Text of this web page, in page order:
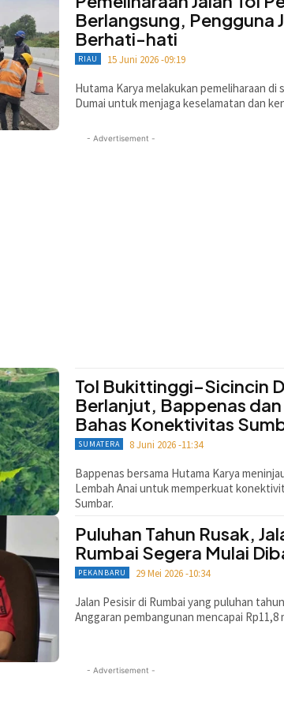
Berlangsung, Pengguna
Berhati-hati
RIAU 15 Juni 2026 -09:19
Hutama Karya melakukan pemeliharaan
Dumai untuk menjaga keselamatan dan
- Advertisement -
Tol Bukittinggi–Sicincin
Berlanjut, Bappenas
Bahas Konektivitas
SUMATERA 8 Juni 2026 -11:34
Bappenas bersama Hutama Karya
Lembah Anai untuk memperkuat
Sumbar.
Puluhan Tahun Rusak,
Rumbai Segera Mulai
PEKANBARU 29 Mei 2026 -10:34
Jalan Pesisir di Rumbai yang puluhan
Anggaran pembangunan mencapai Rp11,8
- Advertisement -